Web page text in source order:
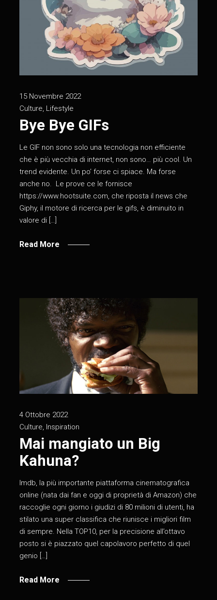
15 Novembre 2022
Culture, Lifestyle
Bye Bye GIFs
Le GIF non sono solo una tecnologia non efficiente
che è più vecchia di internet, non sono… più cool. Un
trend evidente. Un po’ forse ci spiace. Ma forse
anche no. Le prove ce le fornisce
https://www.hootsuite.com, che riposta il news che
Giphy, il motore di ricerca per le gifs, è diminuito in
valore di […]
Read More
4 Ottobre 2022
Culture, Inspiration
Mai mangiato un Big
Kahuna?
Imdb, la più importante piattaforma cinematografica
online (nata dai fan e oggi di proprietà di Amazon) che
raccoglie ogni giorno i giudizi di 80 milioni di utenti, ha
stilato una super classifica che riunisce i migliori film
di sempre. Nella TOP10, per la precisione all’ottavo
posto si è piazzato quel capolavoro perfetto di quel
genio […]
Read More